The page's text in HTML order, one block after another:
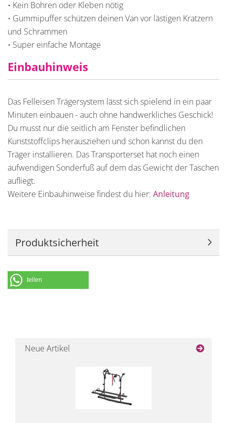
• Kein Bohren oder Kleben nötig
• Gummipuffer schützen deinen Van vor lästigen Kratzern
und Schrammen
• Super einfache Montage
Einbauhinweis
Das Felleisen Trägersystem lässt sich spielend in ein paar
Minuten einbauen - auch ohne handwerkliches Geschick!
Du musst nur die seitlich am Fenster befindlichen
Kunststoffclips herausziehen und schon kannst du den
Träger installieren. Das Transporterset hat noch einen
aufwendigen Sonderfuß auf dem das Gewicht der Taschen
aufliegt.
Weitere Einbauhinweise findest du hier: Anleitung
Produktsicherheit
teilen
Neue Artikel